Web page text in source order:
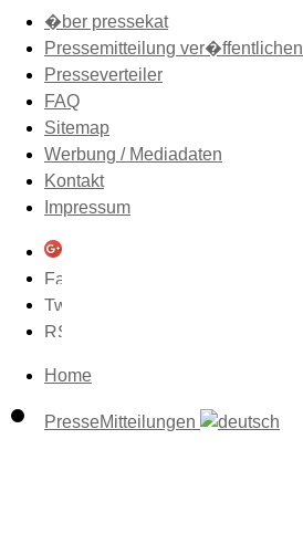
�ber pressekat
Pressemitteilung ver�ffentlichen
Presseverteiler
FAQ
Sitemap
Werbung / Mediadaten
Kontakt
Impressum
Home
PresseMitteilungen